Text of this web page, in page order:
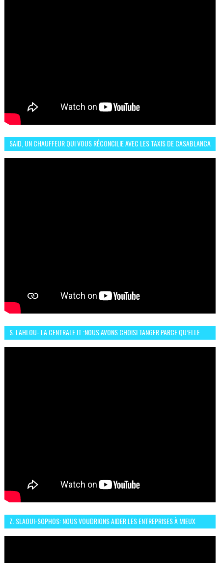
SAID, UN CHAUFFEUR QUI VOUS RÉCONCILIE AVEC LES TAXIS DE CASABLANCA
S. LAHLOU- LA CENTRALE IT :NOUS AVONS CHOISI TANGER PARCE QU’ELLE
Z. SLAOUI-SOPHOS: NOUS VOUDRIONS AIDER LES ENTREPRISES À MIEUX